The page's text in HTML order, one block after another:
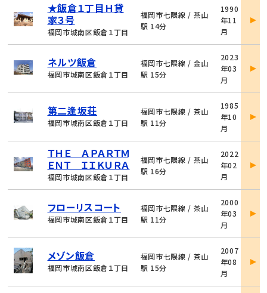
★飯倉１丁目Ｈ貸
家３号
福岡市城南区飯倉１丁目
福岡市七隈線 / 茶山
駅 14分
1990
年11
月
詳
ネルツ飯倉
福岡市城南区飯倉１丁目
福岡市七隈線 / 金山
駅 15分
2023
年03
月
詳
第二逢坂荘
福岡市城南区飯倉１丁目
福岡市七隈線 / 茶山
駅 11分
1985
年10
月
詳
ＴＨＥ ＡＰＡＲＴＭ
ＥＮＴ ＩＩＫＵＲＡ
福岡市城南区飯倉１丁目
福岡市七隈線 / 茶山
駅 16分
2022
年02
月
詳
フローリスコート
福岡市城南区飯倉１丁目
福岡市七隈線 / 茶山
駅 11分
2000
年03
月
詳
メゾン飯倉
福岡市城南区飯倉１丁目
福岡市七隈線 / 茶山
駅 15分
2007
年08
月
詳